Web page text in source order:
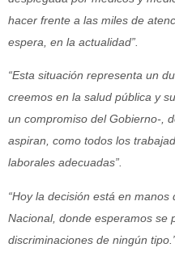
hacer frente a las miles de
espera, en la actualidad”.
“Esta situación representa un
creemos en la salud pública y
un compromiso del Gobierno-,
aspiran, como todos los
laborales adecuadas”.
“Hoy la decisión está en
Nacional, donde esperamos se
discriminaciones de ningún